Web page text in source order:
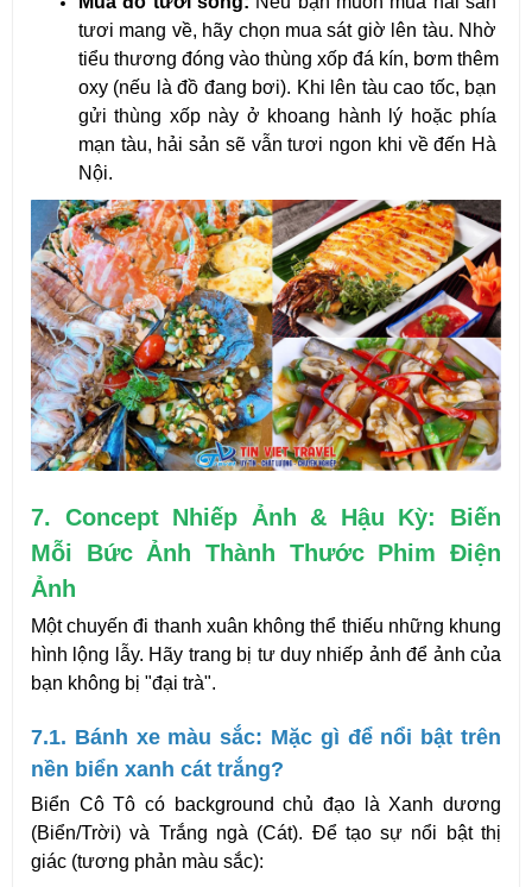
tươi mang về, hãy chọn mua sát giờ lên tàu. Nhờ
tiểu thương đóng vào thùng xốp đá kín, bơm thêm
oxy (nếu là đồ đang bơi). Khi lên tàu cao tốc, bạn
gửi thùng xốp này ở khoang hành lý hoặc phía
mạn tàu, hải sản sẽ vẫn tươi ngon khi về đến Hà
Nội.
7. Concept Nhiếp Ảnh & Hậu Kỳ: Biến
Mỗi Bức Ảnh Thành Thước Phim Điện
Ảnh
Một chuyến đi thanh xuân không thể thiếu những khung
hình lộng lẫy. Hãy trang bị tư duy nhiếp ảnh để ảnh của
bạn không bị "đại trà".
7.1. Bánh xe màu sắc: Mặc gì để nổi bật trên
nền biển xanh cát trắng?
Biển Cô Tô có background chủ đạo là Xanh dương
(Biển/Trời) và Trắng ngà (Cát). Để tạo sự nổi bật thị
giác (tương phản màu sắc):